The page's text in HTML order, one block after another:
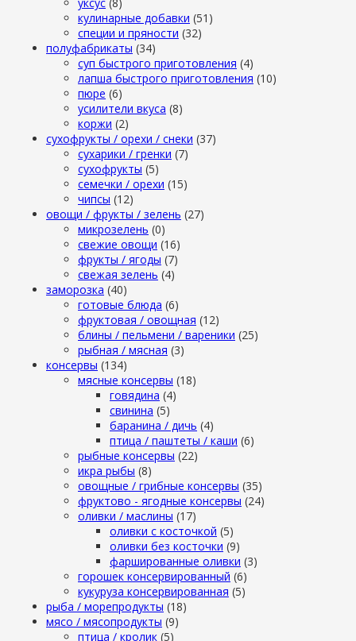
кулинарные добавки (51)
специи и пряности (32)
полуфабрикаты (34)
суп быстрого приготовления (4)
лапша быстрого приготовления (10)
пюре (6)
усилители вкуса (8)
коржи (2)
сухофрукты / орехи / снеки (37)
сухарики / гренки (7)
сухофрукты (5)
семечки / орехи (15)
чипсы (12)
овощи / фрукты / зелень (27)
микрозелень (0)
свежие овощи (16)
фрукты / ягоды (7)
свежая зелень (4)
заморозка (40)
готовые блюда (6)
фруктовая / овощная (12)
блины / пельмени / вареники (25)
рыбная / мясная (3)
консервы (134)
мясные консервы (18)
говядина (4)
свинина (5)
баранина / дичь (4)
птица / паштеты / каши (6)
рыбные консервы (22)
икра рыбы (8)
овощные / грибные консервы (35)
фруктово - ягодные консервы (24)
оливки / маслины (17)
оливки с косточкой (5)
оливки без косточки (9)
фаршированные оливки (3)
горошек консервированный (6)
кукуруза консервированная (5)
рыба / морепродукты (18)
мясо / мясопродукты (9)
птица / кролик (5)